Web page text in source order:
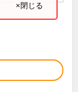
×閉じる